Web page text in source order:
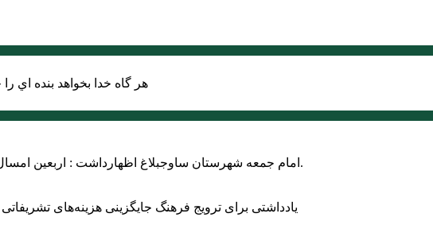
هر گاه خدا بخواهد بنده اي
امام جمعه شهرستان ساوجبلاغ اظهارداشت : اربعین امسال سراسر حماسه خونخواهی و مرگ بر آمریکا و اسرائیل بود.
یادداشتی برای ترویج فرهنگ جایگزینی هزینه‌های